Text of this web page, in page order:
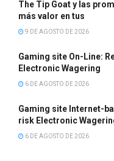
The Tip Goat y las
más valor en tus
9 DE AGOSTO DE 2026
Gaming site On-Line:
Electronic Wagering
6 DE AGOSTO DE 2026
Gaming site Internet-
risk Electronic
6 DE AGOSTO DE 2026